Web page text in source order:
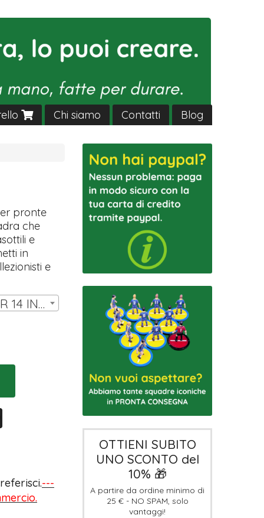
Chi siamo Contatti Blog
pronte
che
e
in
e
SET DI COVER LW PER 14 INNER | € 7,00
---
OTTIENI SUBITO
UNO SCONTO del
10% 🎁
A partire da ordine minimo di
25 € - NO SPAM, solo
vantaggi!